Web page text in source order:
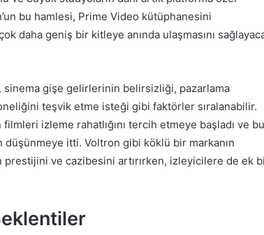
bu hamlesi, Prime Video kütüphanesini
daha geniş bir kitleye anında ulaşmasını
sinema gişe gelirlerinin belirsizliği, pazarlama
teşvik etme isteği gibi faktörler sıralanabilir.
izleme rahatlığını tercih etmeye başladı ve bu
düşünmeye itti. Voltron gibi köklü bir markanın
ve cazibesini artırırken, izleyicilere de ek